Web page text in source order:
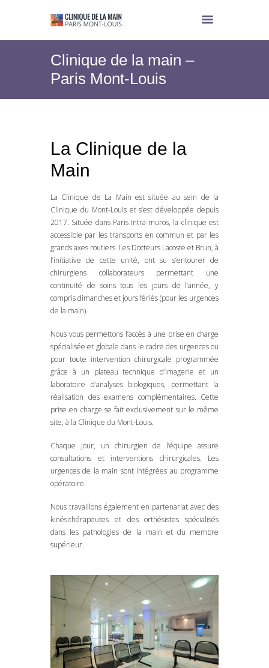
Clinique de la main –
Paris Mont-Louis
La Clinique de la
Main
La Clinique de La Main est située au sein de la
Clinique du Mont-Louis et s’est développée depuis
2017. Située dans Paris Intra-muros, la clinique est
accessible par les transports en commun et par les
grands axes routiers. Les Docteurs Lacoste et Brun, à
l’initiative de cette unité, ont su s’entourer de
chirurgiens collaborateurs permettant une
continuité de soins tous les jours de l’année, y
compris dimanches et jours fériés (pour les urgences
de la main).
Nous vous permettons l’accès à une prise en charge
spécialisée et globale dans le cadre des urgences ou
pour toute intervention chirurgicale programmée
grâce à un plateau technique d’imagerie et un
laboratoire d’analyses biologiques, permettant la
réalisation des examens complémentaires. Cette
prise en charge se fait exclusivement sur le même
site, à la Clinique du Mont-Louis.
Chaque jour, un chirurgien de l’équipe assure
consultations et interventions chirurgicales. Les
urgences de la main sont intégrées au programme
opératoire.
Nous travaillons également en partenariat avec des
kinésithérapeutes et des orthésistes spécialisés
dans les pathologies de la main et du membre
supérieur.